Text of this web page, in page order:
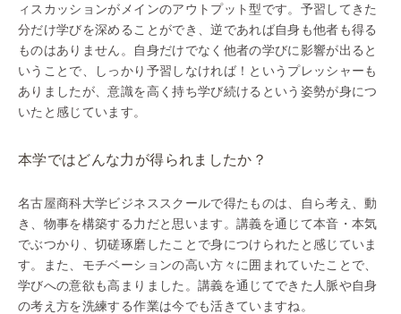
ィスカッションがメインのアウトプット型です。予習してきた
分だけ学びを深めることができ、逆であれば自身も他者も得る
ものはありません。自身だけでなく他者の学びに影響が出ると
いうことで、しっかり予習しなければ！というプレッシャーも
ありましたが、意識を高く持ち学び続けるという姿勢が身につ
いたと感じています。
本学ではどんな力が得られましたか？
名古屋商科大学ビジネススクールで得たものは、自ら考え、動
き、物事を構築する力だと思います。講義を通じて本音・本気
でぶつかり、切磋琢磨したことで身につけられたと感じていま
す。また、モチベーションの高い方々に囲まれていたことで、
学びへの意欲も高まりました。講義を通じてできた人脈や自身
の考え方を洗練する作業は今でも活きていますね。